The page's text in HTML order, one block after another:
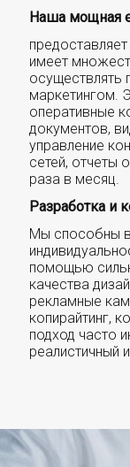
Наша мощная
имеет
осуществлять
маркетингом.
оперативные
документов,
управление
сетей, отчеты
раза в месяц.
Разработка и
Мы способны
помощью
качества
рекламные
копирайтинг,
подход часто
реалистичный